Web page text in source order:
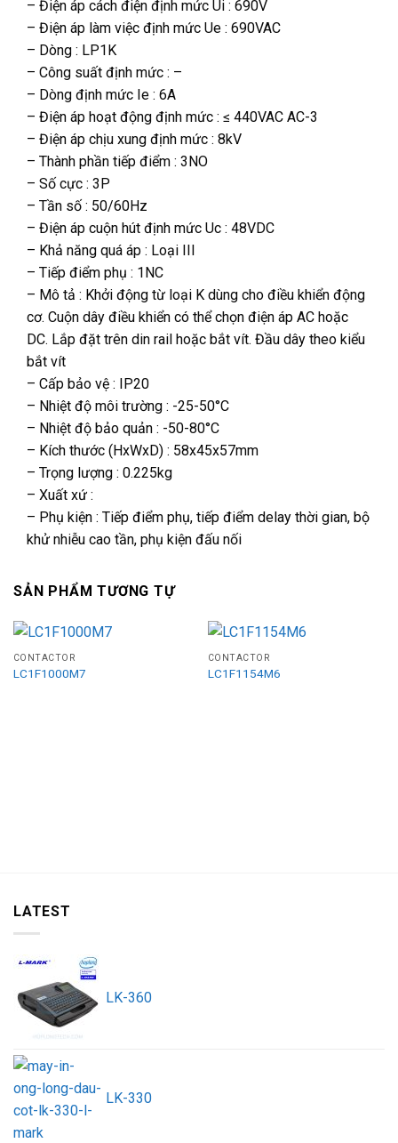
– Điện áp cách điện định mức Ui : 690V
– Điện áp làm việc định mức Ue : 690VAC
– Dòng : LP1K
– Công suất định mức : –
– Dòng định mức Ie : 6A
– Điện áp hoạt động định mức : ≤ 440VAC AC-3
– Điện áp chịu xung định mức : 8kV
– Thành phần tiếp điểm : 3NO
– Số cực : 3P
– Tần số : 50/60Hz
– Điện áp cuộn hút định mức Uc : 48VDC
– Khả năng quá áp : Loại III
– Tiếp điểm phụ : 1NC
– Mô tả : Khởi động từ loại K dùng cho điều khiển động
cơ. Cuộn dây điều khiển có thể chọn điện áp AC hoặc
DC. Lắp đặt trên din rail hoặc bắt vít. Đầu dây theo kiểu
bắt vít
– Cấp bảo vệ : IP20
– Nhiệt độ môi trường : -25-50°C
– Nhiệt độ bảo quản : -50-80°C
– Kích thước (HxWxD) : 58x45x57mm
– Trọng lượng : 0.225kg
– Xuất xứ :
– Phụ kiện : Tiếp điểm phụ, tiếp điểm delay thời gian, bộ
khử nhiễu cao tần, phụ kiện đấu nối
SẢN PHẨM TƯƠNG TỰ
CONTACTOR
LC1F1000M7
CONTACTOR
LC1F1154M6
LATEST
LK-360
LK-330